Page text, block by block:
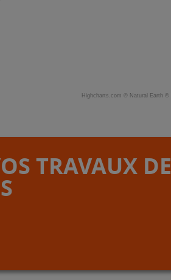
Highcharts.com © Natural Earth ©
TRAVAUX DE